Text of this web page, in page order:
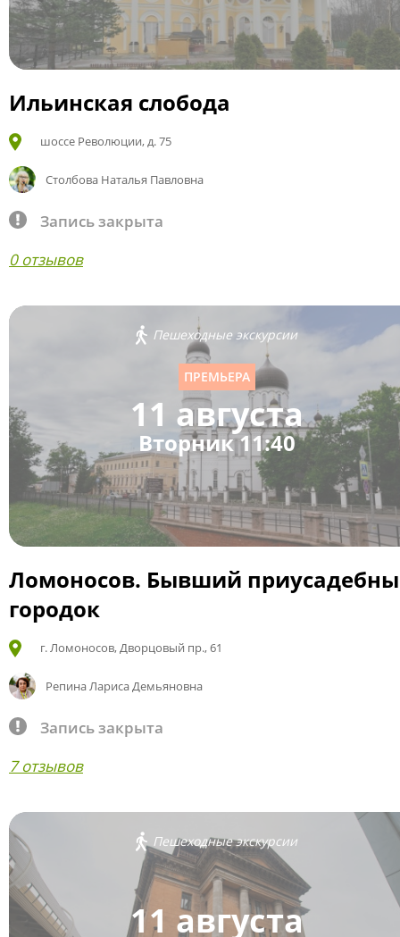
Ильинская слобода
шоссе Революции, д. 75
Столбова Наталья Павловна
Запись закрыта
0 отзывов
Пешеходные экскурсии
ПРЕМЬЕРА
11 августа
Вторник 11:40
Ломоносов. Бывший
городок
г. Ломоносов, Дворцовый пр., 61
Репина Лариса Демьяновна
Запись закрыта
7 отзывов
Пешеходные экскурсии
11 августа